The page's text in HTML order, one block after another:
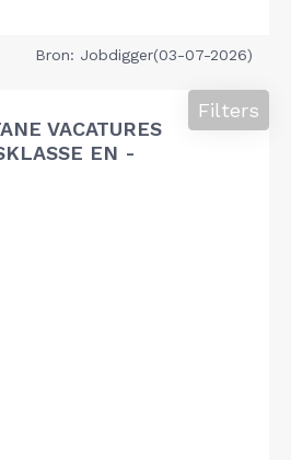
Bron: Jobdigger(03-07-2026)
VACATURES
EN -
Filters